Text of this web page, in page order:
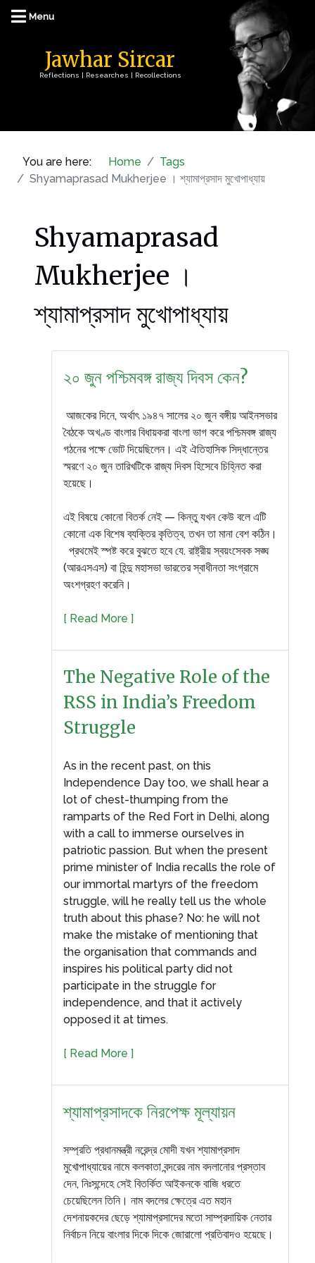
Jawhar Sircar
Reflections | Researches | Recollections
You are here: Home
Tags
Shyamaprasad Mukherjee । শ্যামাপ্রসাদ মুখোপাধ্যায়
Shyamaprasad
Mukherjee ।
শ্যামাপ্রসাদ মুখোপাধ্যায়
২০ জুন পশ্চিমবঙ্গ রাজ্য দিবস কেন?
আজকের দিনে, অর্থাৎ ১৯৪৭ সালের ২০ জুন বঙ্গীয় আইনসভার
বৈঠকে অখণ্ড বাংলার বিধায়করা বাংলা ভাগ করে পশ্চিমবঙ্গ রাজ্য
গঠনের পক্ষে ভোট দিয়েছিলেন। এই ঐতিহাসিক সিদ্ধান্তের
স্মরণে ২০ জুন তারিখটিকে রাজ্য দিবস হিসেবে চিহ্নিত করা
হয়েছে।
এই বিষয়ে কোনো বিতর্ক নেই — কিন্তু যখন কেউ বলে এটি
কোনো এক বিশেষ ব্যক্তির কৃতিত্ব, তখন তা মানা বেশ কঠিন।
প্রথমেই স্পষ্ট করে বুঝতে হবে যে. রাষ্ট্রীয় স্বয়ংসেবক সঙ্ঘ
(আরএসএস) বা হিন্দু মহাসভা ভারতের স্বাধীনতা সংগ্রামে
অংশগ্রহণ করেনি।
[ Read More ]
The Negative Role of the
RSS in India’s Freedom
Struggle
As in the recent past, on this
Independence Day too, we shall hear a
lot of chest-thumping from the
ramparts of the Red Fort in Delhi, along
with a call to immerse ourselves in
patriotic passion. But when the present
prime minister of India recalls the role of
our immortal martyrs of the freedom
struggle, will he really tell us the whole
truth about this phase? No: he will not
make the mistake of mentioning that
the organisation that commands and
inspires his political party did not
participate in the struggle for
independence, and that it actively
opposed it at times.
[ Read More ]
শ্যামাপ্রসাদকে নিরপেক্ষ মূল্যায়ন
সম্প্রতি প্রধানমন্ত্রী নরেন্দ্র মোদী যখন শ্যামাপ্রসাদ
মুখোপাধ্যায়ের নামে কলকাতা বন্দরের নাম বদলানোর প্রস্তাব
দেন, নিঃসন্দেহে সেই বিতর্কিত আইকনকে বাজি ধরতে
চেয়েছিলেন তিনি। নাম বদলের ক্ষেত্রে এত মহান
দেশনায়কদের ছেড়ে শ্যামাপ্রসাদের মতো সাম্প্রদায়িক নেতার
নির্বাচন নিয়ে বাংলার দিকে দিকে জোরালো প্রতিবাদও হয়েছে।